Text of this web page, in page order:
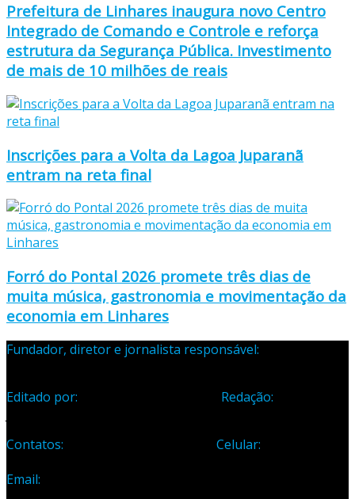
Prefeitura de Linhares inaugura novo Centro
Integrado de Comando e Controle e reforça
estrutura da Segurança Pública. Investimento
de mais de 10 milhões de reais
Inscrições para a Volta da Lagoa Juparanã
entram na reta final
Forró do Pontal 2026 promete três dias de
muita música, gastronomia e movimentação da
economia em Linhares
Fundador, diretor e jornalista responsável:
Editado por:
Redação:
Contatos:
Celular:
Email: